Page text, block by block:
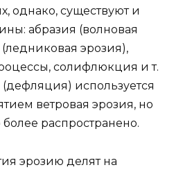
однако, существуют и
абразия (волновая
эрозия),
солифлюкция и т.
используется
ветровая эрозия, но
распространено.
эрозию делят на